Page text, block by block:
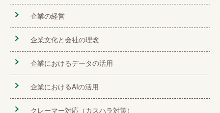
企業の経営
企業文化と会社の理念
企業におけるデータの活用
企業におけるAIの活用
クレーマー対応（カスハラ対策）